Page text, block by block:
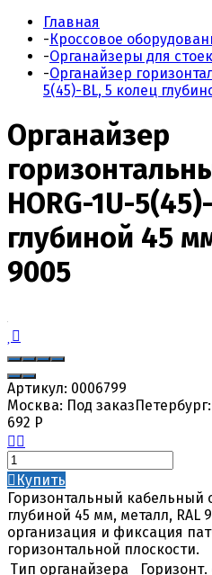
Главная
-Кроссовое
-Органайзеры для
-Органайзер
5(45)-BL, 5 колец
Органайзер
HORG-1U-
глубиной 45
9005
Артикул: 0006799
Москва: Под заказПетербург:
692 Р
Купить
Горизонтальный кабельный
глубиной 45 мм, металл, RAL
организация и фиксация
горизонтальной плоскости.
Тип органайзера